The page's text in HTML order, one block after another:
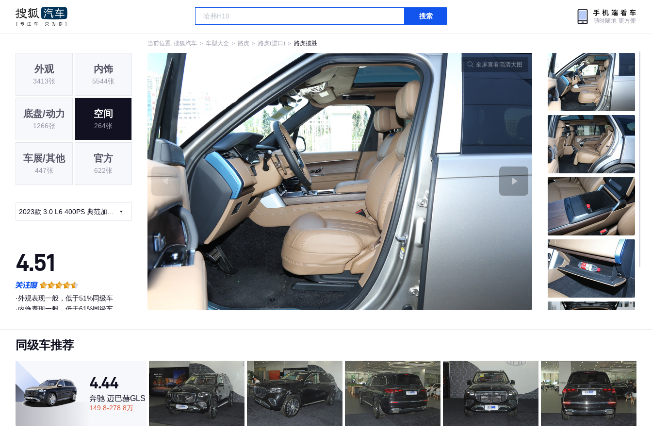
搜索
当前位置: 搜狐汽车 ＞ 车型大全 ＞ 路虎 ＞ 路虎(进口) ＞ 路虎揽胜
外观
3413张
内饰
5544张
底盘/动力
1266张
空间
264张
车展/其他
447张
官方
622张
2023款 3.0 L6 400PS 典范加长
4.51
·外观表现一般，低于51%同级车
·内饰表现一般，低于61%同级车
全屏查看高清大图
同级车推荐
4.44
奔驰 迈巴赫GLS
149.8-278.8万